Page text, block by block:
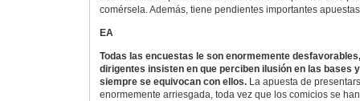
comérsela. Además, tiene pendientes importantes
EA
Todas las encuestas le son enormemente
dirigentes insisten en que perciben ilusión en las bases
siempre se equivocan con ellos.La apuesta de
enormemente arriesgada, toda vez que los comicios se